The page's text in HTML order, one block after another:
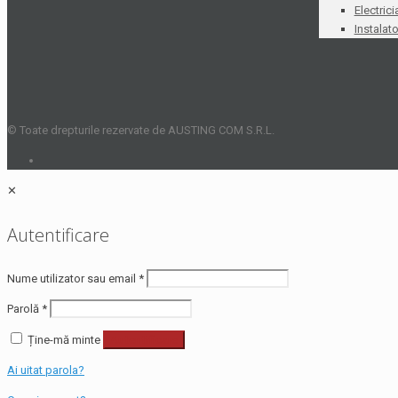
© Toate drepturile rezervate de AUSTING COM S.R.L.
✕
Autentificare
Nume utilizator sau email *
Parolă *
Ține-mă minte
Ai uitat parola?